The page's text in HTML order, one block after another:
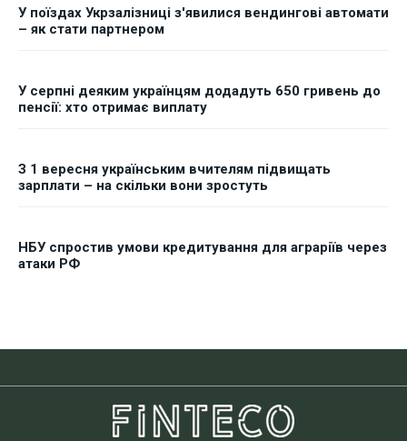
У поїздах Укрзалізниці з'явилися вендингові автомати
– як стати партнером
У серпні деяким українцям додадуть 650 гривень до
пенсії: хто отримає виплату
З 1 вересня українським вчителям підвищать
зарплати – на скільки вони зростуть
НБУ спростив умови кредитування для аграріїв через
атаки РФ